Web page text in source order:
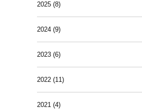
2025 (8)
2024 (9)
2023 (6)
2022 (11)
2021 (4)